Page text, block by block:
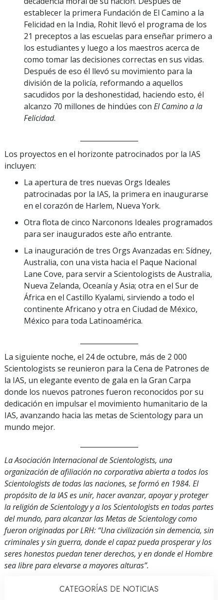
establecer la primera Fundación de El Camino a la
Felicidad en la India, Rohit llevó el programa de los
21 preceptos a las escuelas para enseñar primero a
los estudiantes y luego a los maestros acerca de
como tomar las decisiones correctas en sus vidas.
Después de eso él llevó su movimiento para la
división de la policía, reformando a aquellos
sacudidos por la deshonestidad, haciendo esto, él
alcanzo 70 millones de hindúes con El Camino a la
Felicidad.
Los proyectos en el horizonte patrocinados por la IAS
incluyen:
La apertura de tres nuevas Orgs Ideales
patrocinadas por la IAS, la primera en inaugurarse
en el corazón de Harlem, Nueva York.
Otra flota de cinco Narconons Ideales programados
para ser inaugurados este año entrante.
La inauguración de tres Orgs Avanzadas en: Sídney,
Australia, con una vista hacia el Paque Nacional
Lane Cove, para servir a Scientologists de Australia,
Nueva Zelanda, Oceanía y Asia; otra en el Sur de
África en el Castillo Kyalami, sirviendo a todo el
continente Africano y otra en Ciudad de México,
México para toda Latinoamérica.
La siguiente noche, el 24 de octubre, más de 2 000
Scientologists se reunieron para la Cena de Patrones de
la IAS, un elegante evento de gala en la Gran Carpa
donde los nuevos patrones fueron reconocidos por su
dedicación en impulsar el movimiento humanitario de la
IAS, avanzando hacia las metas de Scientology para un
mundo mejor.
La Asociación Internacional de Scientologists, una
organización de afiliación no corporativa abierta a todos los
Scientologists de todas las naciones, se formó en 1984. El
propósito de la IAS es unir, hacer avanzar, apoyar y proteger
la religión de Scientology y a los Scientologists en todas partes
del mundo, para alcanzar las Metas de Scientology como
fueron originadas por LRH: “Una civilización sin demencia, sin
criminales y sin guerra, donde el capaz pueda prosperar y los
seres honestos puedan tener derechos, y en donde el Hombre
sea libre para elevarse a mayores alturas”.
CATEGORÍAS DE NOTICIAS